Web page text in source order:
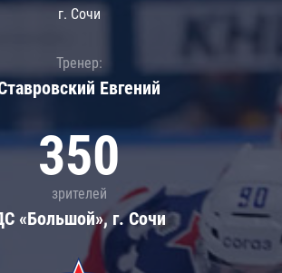
г. Сочи
Тренер:
Евгений
350
зрителей
«Большой», г. Сочи